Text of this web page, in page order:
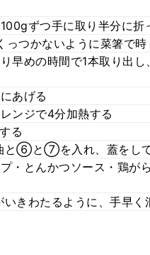
ずつ手に取り半分に折
つかないように菜箸で時
早めの時間で1本取り出
あげる
ンジで4分加熱する
る
⑥と⑦を入れ、蓋をして
・とんかつソース・鶏が
きわたるように、手早く